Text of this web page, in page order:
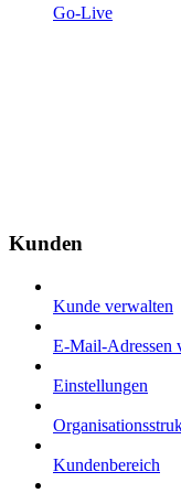
Go-Live
Kunden
Kunde verwalten
E-Mail-Adressen
Einstellungen
Kundenbereich